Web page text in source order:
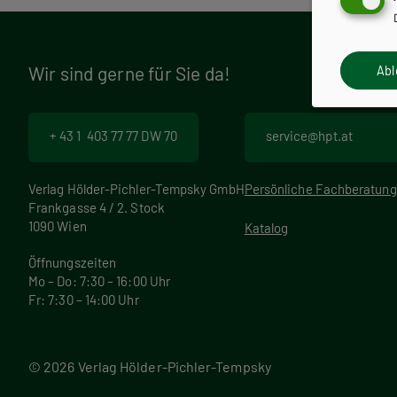
r
a
m
Wir sind gerne für Sie da!
+ 43 1 403 77 77 DW 70
Verlag Hölder-Pichler-Tempsky GmbH
Frankgasse 4 / 2. Stock
1090 Wien
Öffnungszeiten
Mo – Do: 7:30 – 16:00 Uhr
Fr: 7:30 – 14:00 Uhr
service@hpt.at
Persönliche Fachberatung
Katalog
© 2026 Verlag Hölder-Pichler-Tempsky